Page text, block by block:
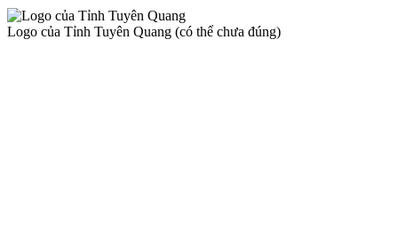
Logo của Tỉnh Tuyên Quang (có thể chưa đúng)